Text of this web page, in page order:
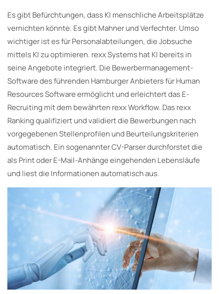
Es gibt Befürchtungen, dass KI menschliche Arbeitsplätze
vernichten könnte. Es gibt Mahner und Verfechter. Umso
wichtiger ist es für Personalabteilungen, die Jobsuche
mittels KI zu optimieren. rexx Systems hat KI bereits in
seine Angebote integriert. Die Bewerbermanagement-
Software des führenden Hamburger Anbieters für Human
Resources Software ermöglicht und erleichtert das E-
Recruiting mit dem bewährten rexx Workflow. Das rexx
Ranking qualifiziert und validiert die Bewerbungen nach
vorgegebenen Stellenprofilen und Beurteilungskriterien
automatisch. Ein sogenannter CV-Parser durchforstet die
als Print oder E-Mail-Anhänge eingehenden Lebensläufe
und liest die Informationen automatisch aus.